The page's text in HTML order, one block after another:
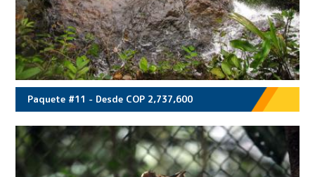
Paquete #11 - Desde COP 2,737,600